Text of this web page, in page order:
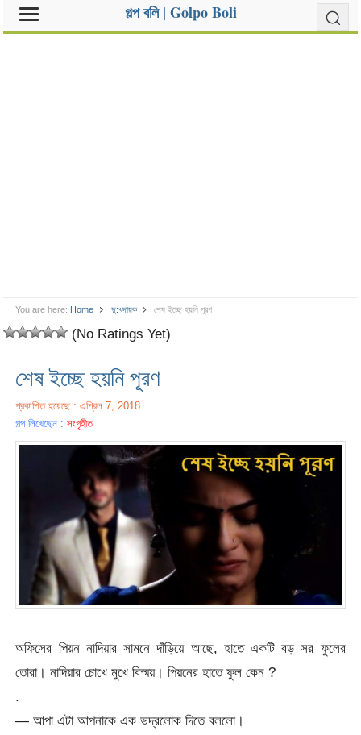
গল্প বলি | Golpo Boli
You are here: Home দু:খদায়ক শেষ ইচ্ছে হয়নি পূরণ
(No Ratings Yet)
শেষ ইচ্ছে হয়নি পূরণ
প্রকাশিত হয়েছে : এপ্রিল 7, 2018
গল্প লিখেছেন :সংগৃহীত
অফিসের পিয়ন নাদিয়ার সামনে দাঁড়িয়ে আছে, হাতে একটি বড় সর ফুলের
তোরা। নাদিয়ার চোখে মুখে বিস্ময়। পিয়নের হাতে ফুল কেন ?
.
— আপা এটা আপনাকে এক ভদ্রলোক দিতে বললো।